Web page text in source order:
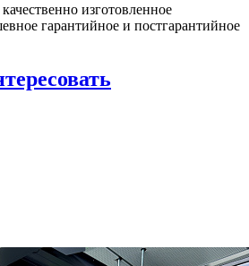
изготовленное
гарантийное и постгарантийное